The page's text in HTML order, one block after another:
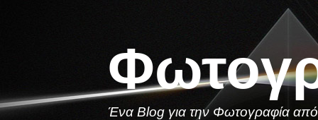
Ένα Blog για την Φωτογραφία από